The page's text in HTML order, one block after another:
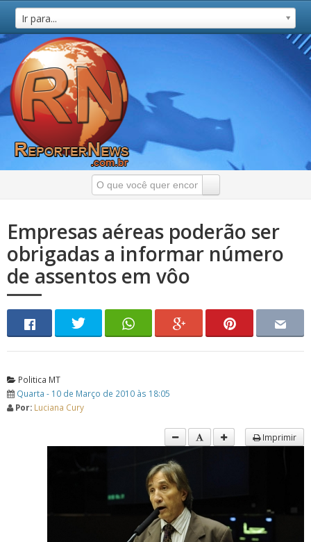
Ir para...
Empresas aéreas poderão ser
obrigadas a informar número
de assentos em vôo
Politica MT
Quarta - 10 de Março de 2010 às 18:05
Por: Luciana Cury
Imprimir